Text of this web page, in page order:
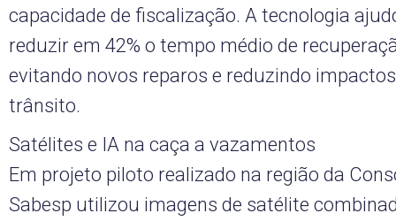
capacidade de fiscalização. A tecnologia
reduzir em 42% o tempo médio de
evitando novos reparos e reduzindo
trânsito.
Satélites e IA na caça a vazamentos
Em projeto piloto realizado na região da
Sabesp utilizou imagens de satélite